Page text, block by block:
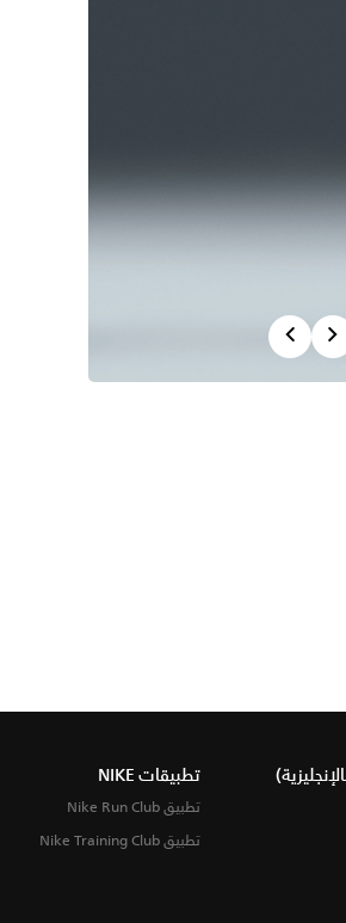
PreviousNext
تطبيقات NIKE
تطبيق Nike Run Club
تطبيق Nike Training Club